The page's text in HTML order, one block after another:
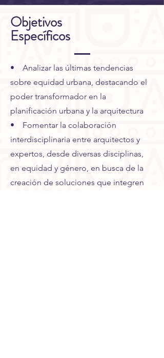
Objetivos
Específicos
• Analizar las últimas tendencias
sobre equidad urbana, destacando el
poder transformador en la
planificación urbana y la arquitectura
• Fomentar la colaboración
interdisciplinaria entre arquitectos y
expertos, desde diversas disciplinas,
en equidad y género, en busca de la
creación de soluciones que integren